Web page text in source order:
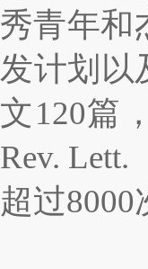
秀青年和
发计划以
文120篇
Rev. Lett.
超过8000